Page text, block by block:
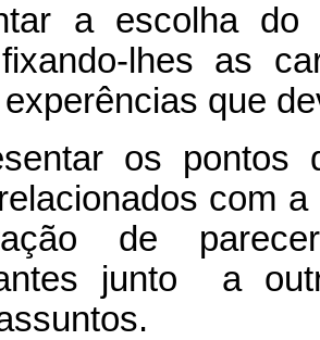
a escolha do
lhes as
que
os
com
de
junto a